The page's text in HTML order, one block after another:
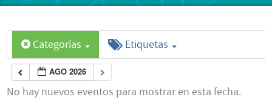
Categorías Etiquetas
AGO 2026
No hay nuevos eventos para mostrar en esta fecha.